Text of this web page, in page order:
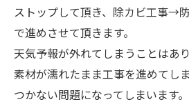
ストップして頂き、除カビ工事→
で進めさせて頂きます。
天気予報が外れてしまうことはあ
素材が濡れたまま工事を進めてし
つかない問題になってしまいます。